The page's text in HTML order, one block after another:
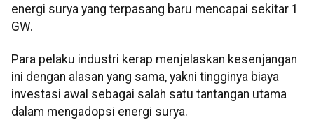
energi surya yang terpasang baru mencapai sekitar 1
GW.
Para pelaku industri kerap menjelaskan kesenjangan
ini dengan alasan yang sama, yakni tingginya biaya
investasi awal sebagai salah satu tantangan utama
dalam mengadopsi energi surya.